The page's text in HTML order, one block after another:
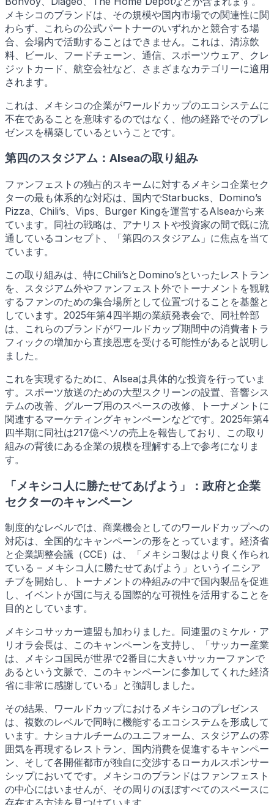
メキシコのブランドは、その規模や国内市場での関連性に関
わらず、これらの公式パートナーのいずれかと競合する場
合、会場内で活動することはできません。これは、清涼飲
料、ビール、フードチェーン、通信、スポーツウェア、クレ
ジットカード、航空会社など、さまざまなカテゴリーに適用
されます。
これは、メキシコの企業がワールドカップのエコシステムに
不在であることを意味するのではなく、他の経路でそのプレ
ゼンスを構築しているということです。
第四のスタジアム：Alseaの取り組み
ファンフェストの独占的スキームに対するメキシコ企業セク
ターの最も体系的な対応は、国内でStarbucks、Domino’s
Pizza、Chili’s、Vips、Burger Kingを運営するAlseaから来
ています。同社の戦略は、アナリストや投資家の間で既に流
通しているコンセプト、「第四のスタジアム」に焦点を当て
ています。
この取り組みは、特にChili’sとDomino’sといったレストラン
を、スタジアム外やファンフェスト外でトーナメントを観戦
するファンのための集合場所として位置づけることを基盤と
しています。2025年第4四半期の業績発表会で、同社幹部
は、これらのブランドがワールドカップ期間中の消費者トラ
フィックの増加から直接恩恵を受ける可能性があると説明し
ました。
これを実現するために、Alseaは具体的な投資を行っていま
す。スポーツ放送のための大型スクリーンの設置、音響シス
テムの改善、グループ用のスペースの改修、トーナメントに
関連するマーケティングキャンペーンなどです。2025年第4
四半期に同社は217億ペソの売上を報告しており、この取り
組みの背後にある企業の規模を理解する上で参考になりま
す。
「メキシコ人に勝たせてあげよう」：政府と企業
セクターのキャンペーン
制度的なレベルでは、商業機会としてのワールドカップへの
対応は、全国的なキャンペーンの形をとっています。経済省
と企業調整会議（CCE）は、「メキシコ製はより良く作られ
ている – メキシコ人に勝たせてあげよう」というイニシア
チブを開始し、トーナメントの枠組みの中で国内製品を促進
し、イベントが国に与える国際的な可視性を活用することを
目的としています。
メキシコサッカー連盟も加わりました。同連盟のミケル・ア
リオラ会長は、このキャンペーンを支持し、「サッカー産業
は、メキシコ国民が世界で2番目に大きいサッカーファンで
あるという文脈で、このキャンペーンに参加してくれた経済
省に非常に感謝している」と強調しました。
その結果、ワールドカップにおけるメキシコのプレゼンス
は、複数のレベルで同時に機能するエコシステムを形成して
います。ナショナルチームのユニフォーム、スタジアムの雰
囲気を再現するレストラン、国内消費を促進するキャンペー
ン、そして各開催都市が独自に交渉するローカルスポンサー
シップにおいてです。メキシコのブランドはファンフェスト
の中心にはいませんが、その周りのほぼすべてのスペースに